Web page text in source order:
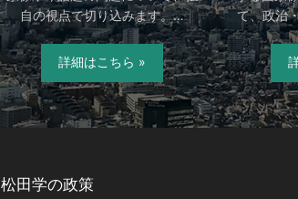
自の視点で切り込みます。…
詳細はこちら »
て、政治
松田学の政策